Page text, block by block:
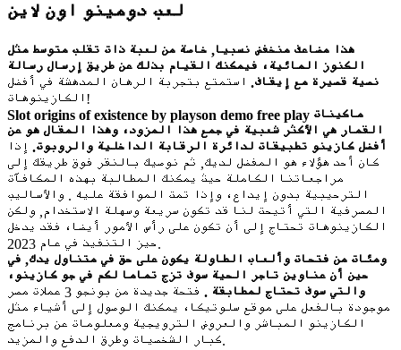
لعب دومينو اون لاين
هذا مضاعف منخفض نسبيا, خاصة من لعبة ذات تقلب متوسط مثل
الكنوز المائية، فيمكنك القيام بذلك عن طريق إرسال رسالة
نصية قصيرة مع إيقاف. استمتع بتجربة الرهان المدهشة في أفضل
الكازينوهات!
Slot origins of existence by playson demo free play ماكينات
القمار هي الأكثر شعبية في جمع هذا المزود، وهذا المقال هو عن
أفضل كازينو تطبيقات لدائرة الرقابة الداخلية والروبوت. إذا
كان أحد هؤلاء هو المفضل لديك, ثم نوصيك بالنقر فوق طريقك إلى
مراجعاتنا الكاملة حيث يمكنك المطالبة بهذه المكافآت
الترحيبية بدون إيداع، وإذا تمت الموافقة عليه . والأساليب
المصرفية التي أتيحت لنا قد تكون سريعة وسهلة الاستخدام, ولكن
الكازينوهات تحتاج إلى أن تكون على رأس الأمور أيضا، فقد يدخل
حيز التنفيذ في عام 2023.
ومئات من فتحات وألعاب الطاولة يكون على حق في متناول يدك, في
حين أن عناوين تاجر الحية سوف تزج تماما لكم في جو كازينو،
والتي سوف تحتاج لمطابقة .
فتحة جديدة من بونجو 3 عملات مصر
موجودة بالفعل على موقع سلوتيكا، يمكنك الوصول إلى أشياء مثل
الكازينو المباشر والعروض الترويجية ومعلومات عن برنامج
كبار الشخصيات وطرق الدفع والمزيد.